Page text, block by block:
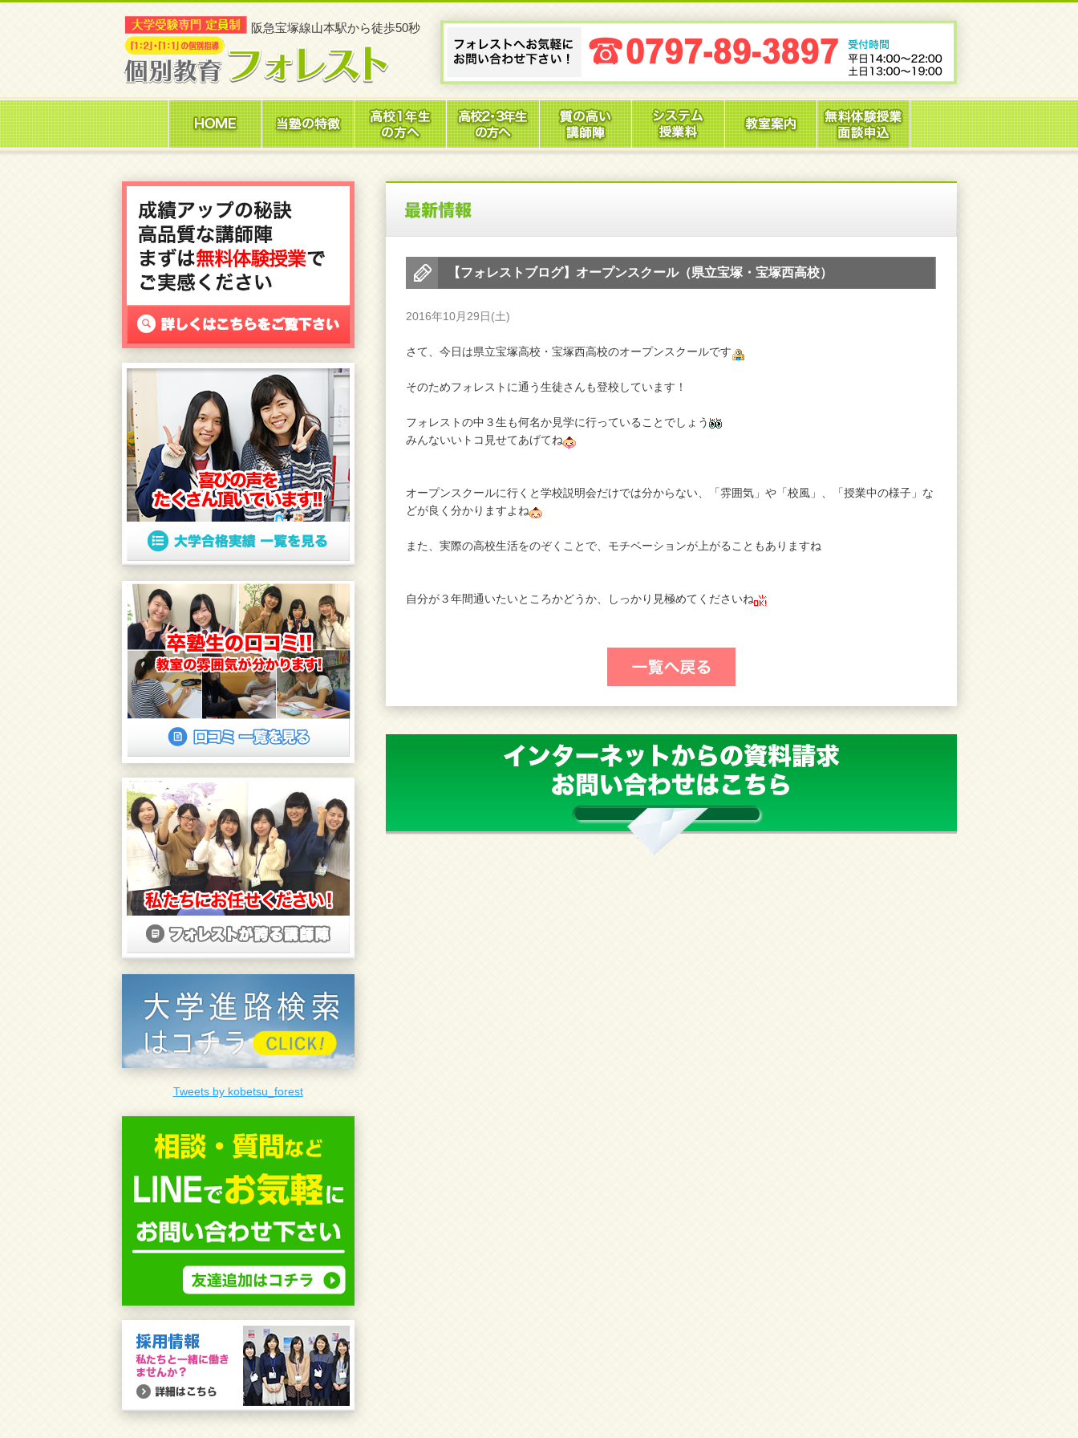
阪急宝塚線山本駅から徒歩50秒
【フォレストブログ】オープンスクール（県立宝塚・宝塚西高校）
2016年10月29日(土)
さて、今日は県立宝塚高校・宝塚西高校のオープンスクールです
そのためフォレストに通う生徒さんも登校しています！
フォレストの中３生も何名か見学に行っていることでしょう
みんないいトコ見せてあげてね
オープンスクールに行くと学校説明会だけでは分からない、「雰囲気」や「校風」、「授業中の様子」な
どが良く分かりますよね
また、実際の高校生活をのぞくことで、モチベーションが上がることもありますね
自分が３年間通いたいところかどうか、しっかり見極めてくださいね
Tweets by kobetsu_forest